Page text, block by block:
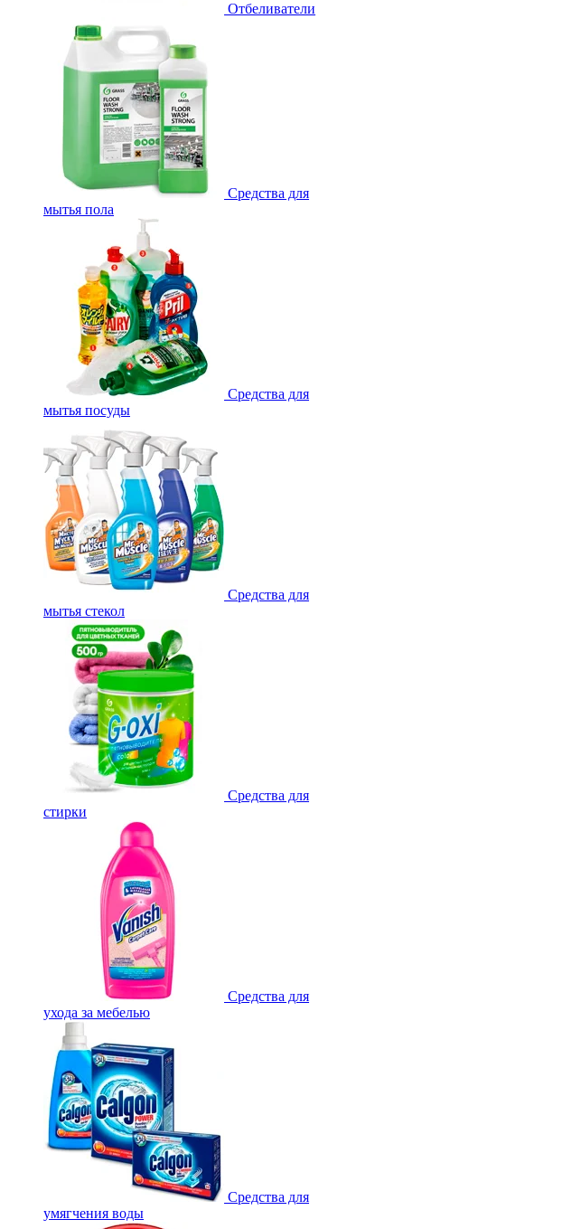
Отбеливатели
Средства для
мытья пола
Средства для
мытья посуды
Средства для
мытья стекол
Средства для
стирки
Средства для
ухода за мебелью
Средства для
умягчения воды